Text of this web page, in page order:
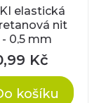
elastická
nit
- 0,5 mm
Kč
košíku